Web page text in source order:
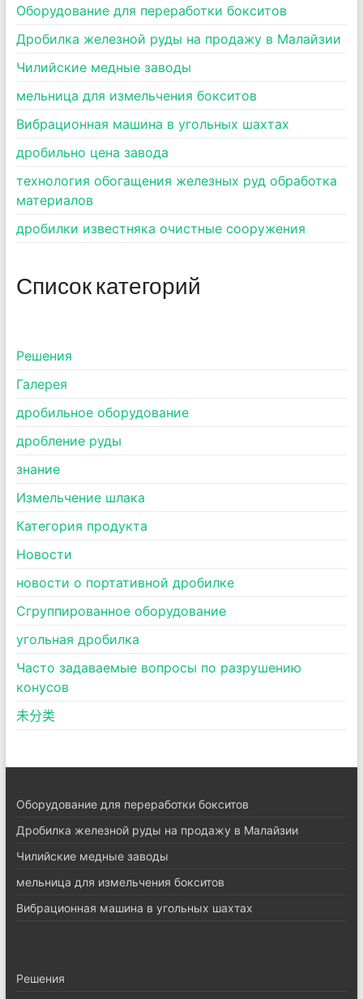
Оборудование для переработки бокситов
Дробилка железной руды на продажу в Малайзии
Чилийские медные заводы
мельница для измельчения бокситов
Вибрационная машина в угольных шахтах
дробильно цена завода
технология обогащения железных руд обработка
материалов
дробилки известняка очистные сооружения
Список категорий
Pешения
Галерея
дробильное оборудование
дробление руды
знание
Измельчение шлака
Категория продукта
Новости
новости о портативной дробилке
Сгруппированное оборудование
угольная дробилка
Часто задаваемые вопросы по разрушению
конусов
未分类
Оборудование для переработки бокситов
Дробилка железной руды на продажу в Малайзии
Чилийские медные заводы
мельница для измельчения бокситов
Вибрационная машина в угольных шахтах
Pешения